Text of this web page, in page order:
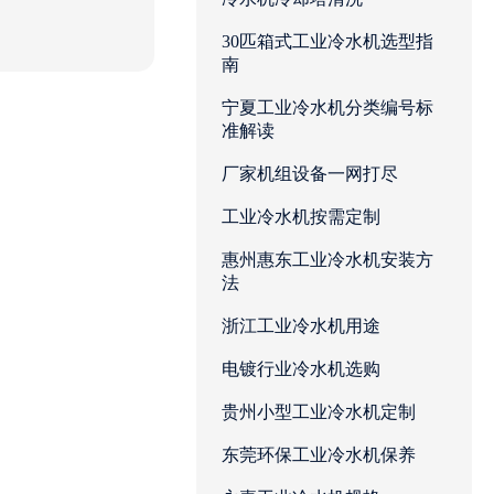
30匹箱式工业冷水机选型指
南
宁夏工业冷水机分类编号标
准解读
厂家机组设备一网打尽
工业冷水机按需定制
惠州惠东工业冷水机安装方
法
浙江工业冷水机用途
电镀行业冷水机选购
贵州小型工业冷水机定制
东莞环保工业冷水机保养